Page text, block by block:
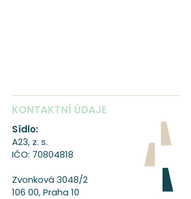
KONTAKTNÍ ÚDAJE
Sídlo:
A23, z. s.
IČO: 70804818
Zvonková 3048/2
106 00, Praha 10